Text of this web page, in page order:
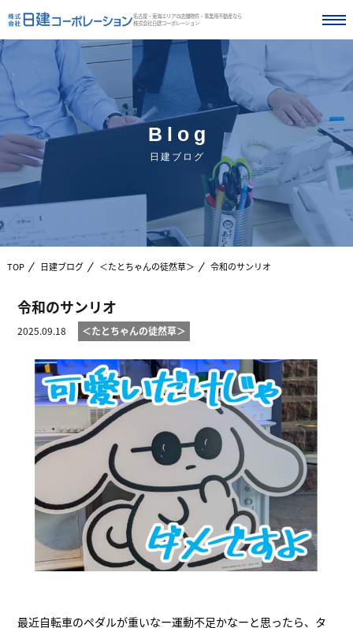
名古屋・東海エリアの店舗物件・事業用不動産なら
株式会社日建コーポレーション
Blog
日建ブログ
TOP 日建ブログ ＜たとちゃんの徒然草＞ 令和のサンリオ
令和のサンリオ
2025.09.18 ＜たとちゃんの徒然草＞
最近自転車のペダルが重いなー運動不足かなーと思ったら、タ